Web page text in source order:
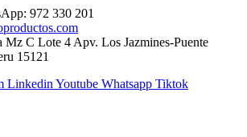
972 330 201
Mz C Lote 4 Apv. Los Jazmines-Puente
15121
Linkedin Youtube Whatsapp Tiktok